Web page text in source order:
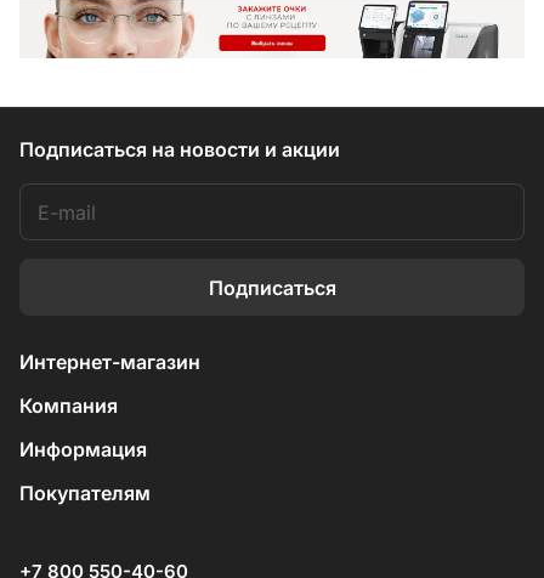
Подписаться на новости и акции
Подписаться
Интернет-магазин
Компания
Информация
Покупателям
+7 800 550-40-60